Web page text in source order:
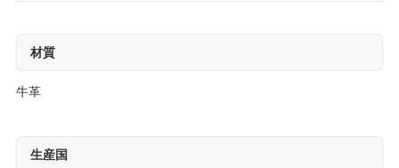
材質
牛革
生産国